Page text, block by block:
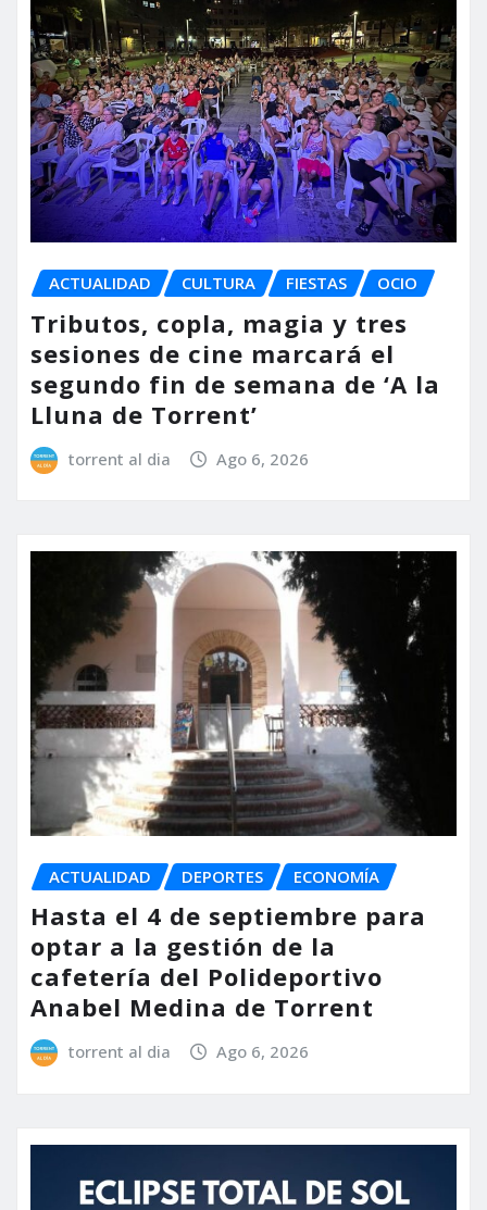
ACTUALIDAD CULTURA FIESTAS OCIO
Tributos, copla, magia y tres
sesiones de cine marcará el
segundo fin de semana de ‘A la
Lluna de Torrent’
torrent al dia Ago 6, 2026
ACTUALIDAD DEPORTES ECONOMÍA
Hasta el 4 de septiembre para
optar a la gestión de la
cafetería del Polideportivo
Anabel Medina de Torrent
torrent al dia Ago 6, 2026